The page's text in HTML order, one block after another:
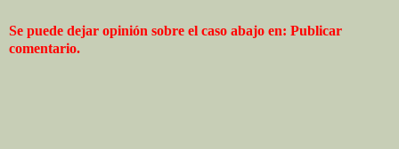
Se puede dejar opinión sobre el caso abajo en: Publicar
comentario.